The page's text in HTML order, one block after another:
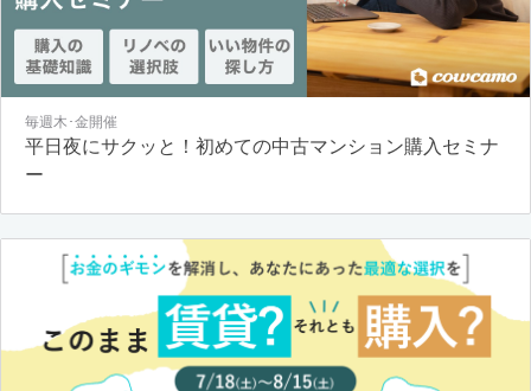
毎週木･金開催
平日夜にサクッと！初めての中古マンション購入セミナ
ー